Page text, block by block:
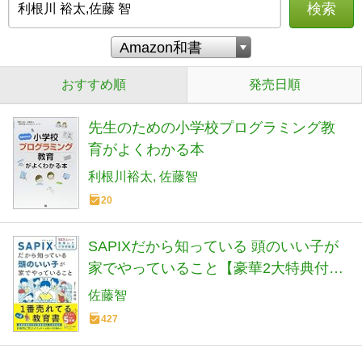
検索
おすすめ順 発売日順
先生のための小学校プログラミング教
育がよくわかる本
利根川裕太 佐藤智
20
SAPIXだから知っている 頭のいい子が
家でやっていること【豪華2大特典付
き】
佐藤智
427